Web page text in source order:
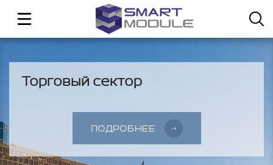
Торговый сектор
ПОДРОБНЕЕ